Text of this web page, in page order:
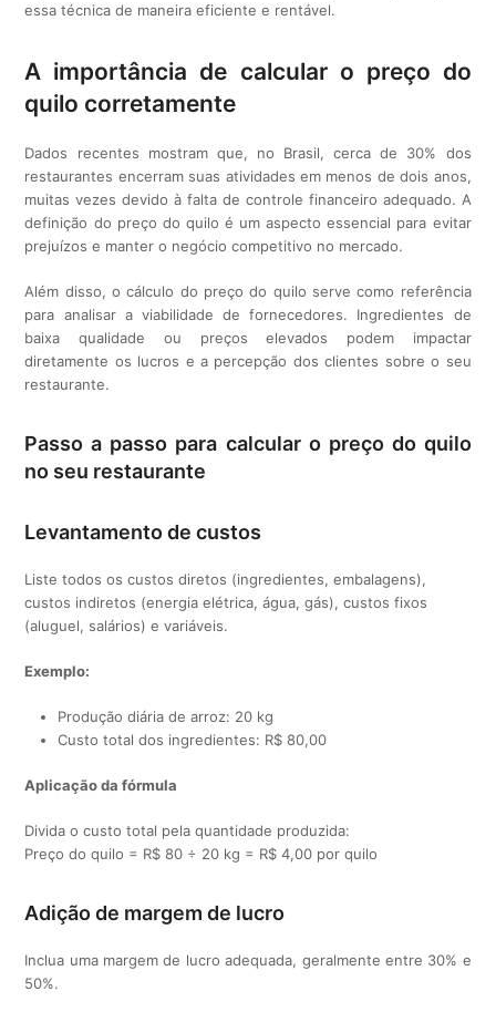
essa técnica de maneira eficiente e rentável.
A importância de calcular o preço do
quilo corretamente
Dados recentes mostram que, no Brasil, cerca de 30% dos
restaurantes encerram suas atividades em menos de dois anos,
muitas vezes devido à falta de controle financeiro adequado. A
definição do preço do quilo é um aspecto essencial para evitar
prejuízos e manter o negócio competitivo no mercado.
Além disso, o cálculo do preço do quilo serve como referência
para analisar a viabilidade de fornecedores. Ingredientes de
baixa qualidade ou preços elevados podem impactar
diretamente os lucros e a percepção dos clientes sobre o seu
restaurante.
Passo a passo para calcular o preço do quilo
no seu restaurante
Levantamento de custos
Liste todos os custos diretos (ingredientes, embalagens),
custos indiretos (energia elétrica, água, gás), custos fixos
(aluguel, salários) e variáveis.
Exemplo:
Produção diária de arroz: 20 kg
Custo total dos ingredientes: R$ 80,00
Aplicação da fórmula
Divida o custo total pela quantidade produzida:
Preço do quilo = R$ 80 ÷ 20 kg = R$ 4,00 por quilo
Adição de margem de lucro
Inclua uma margem de lucro adequada, geralmente entre 30% e
50%.